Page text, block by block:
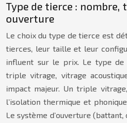
Type de tierce :
ouverture
Le choix du type de tierce est
tierces, leur taille et leur
influent sur le prix. Le type de
triple vitrage, vitrage
impact majeur. Un triple
l’isolation thermique et
Le système d’ouverture